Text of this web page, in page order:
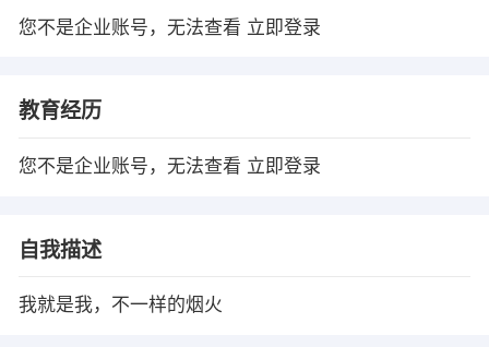
您不是企业账号，无法查看 立即登录
教育经历
您不是企业账号，无法查看 立即登录
自我描述
我就是我，不一样的烟火